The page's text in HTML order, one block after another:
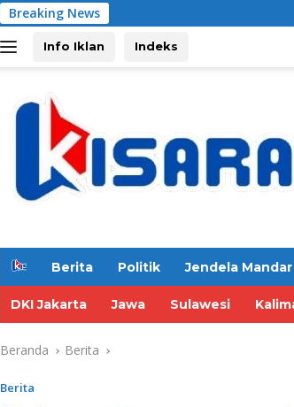
Breaking News
Info Iklan Indeks
H
m
e
Berita Politik Jendela Mandar
DKI Jakarta Jawa Sulawesi
Beranda Berita
Berita